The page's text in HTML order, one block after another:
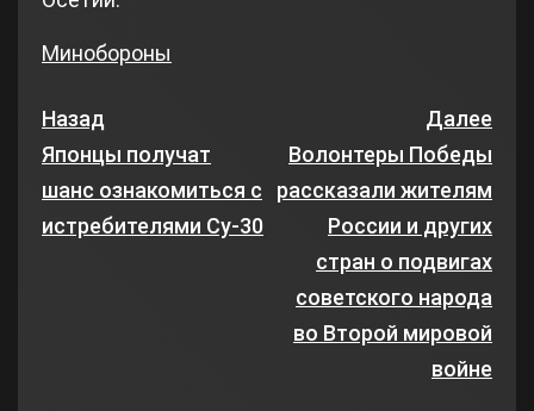
Минобороны
Назад
Японцы получат
шанс ознакомиться с
истребителями Су-30
Далее
Волонтеры Победы
рассказали жителям
России и других
стран о подвигах
советского народа
во Второй мировой
войне